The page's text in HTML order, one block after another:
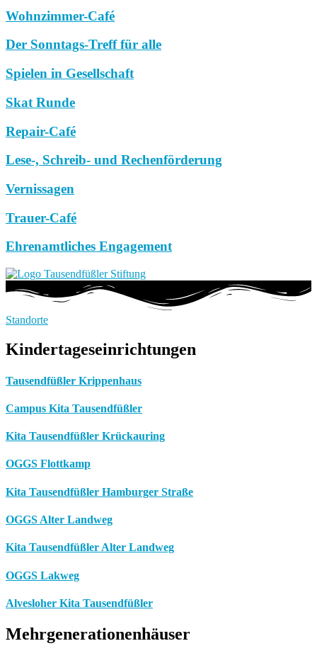
Wohnzimmer-Café
Der Sonntags-Treff für alle
Spielen in Gesellschaft
Skat Runde
Repair-Café
Lese-, Schreib- und Rechenförderung
Vernissagen
Trauer-Café
Ehrenamtliches Engagement
Standorte
Kindertageseinrichtungen
Tausendfüßler Krippenhaus
Campus Kita Tausendfüßler
Kita Tausendfüßler Krückauring
OGGS Flottkamp
Kita Tausendfüßler Hamburger Straße
OGGS Alter Landweg
Kita Tausendfüßler Alter Landweg
OGGS Lakweg
Alvesloher Kita Tausendfüßler
Mehrgenerationenhäuser